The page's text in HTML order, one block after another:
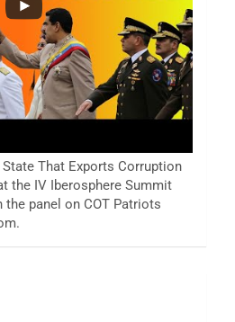
That Exports Corruption
the IV Iberosphere Summit
panel on COT Patriots